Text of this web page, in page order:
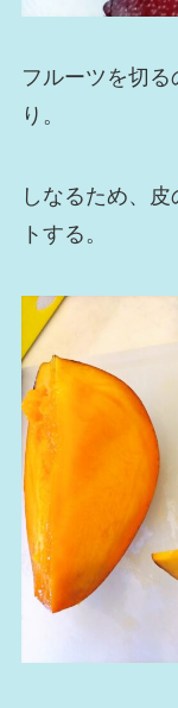
フルーツを切
り。
しなるため、
トする。